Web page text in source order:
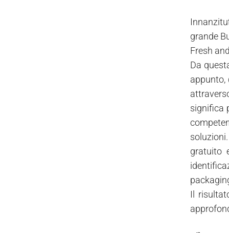
grande
Fresh
Da
significa
gratuito
Il